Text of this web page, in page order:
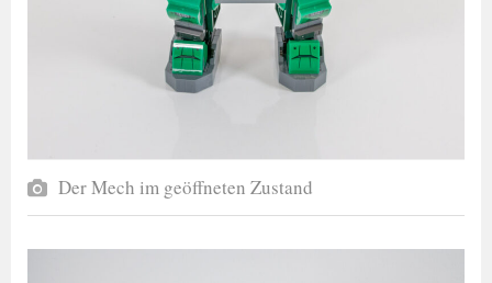
Der Mech im geöffneten Zustand